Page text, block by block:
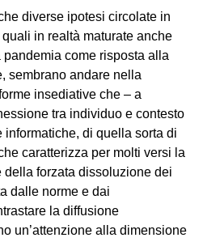
diverse ipotesi circolate in
in realtà maturate anche
come risposta alla
sembrano andare nella
insediative che – a
tra individuo e contesto
di quella sorta di
caratterizza per molti versi la
forzata dissoluzione dei
dalle norme e dai
la diffusione
un’attenzione alla dimensione